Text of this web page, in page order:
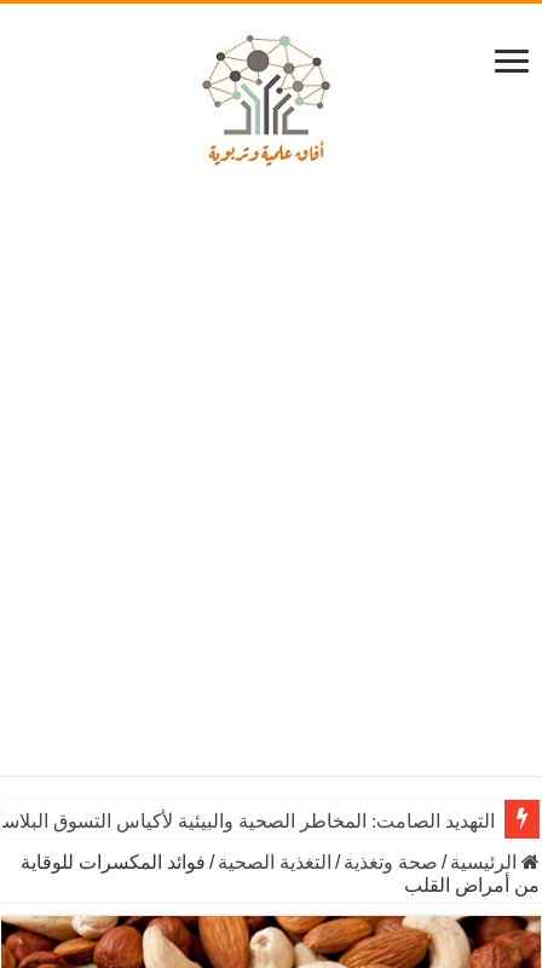
التهديد الصامت: المخاطر الصحية والبيئية لأكياس التسوق
الرئيسية / صحة وتغذية / التغذية الصحية / فوائد المكسرات للوقاية
من أمراض القلب